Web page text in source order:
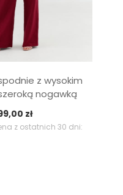
z wysokim
nogawką
złAktualna
cena
z ostatnich 30 dni: